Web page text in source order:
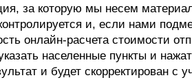
за которую мы несем
и, если нами
онлайн-расчета стоимости
населенные пункты и
и будет скорректирован с